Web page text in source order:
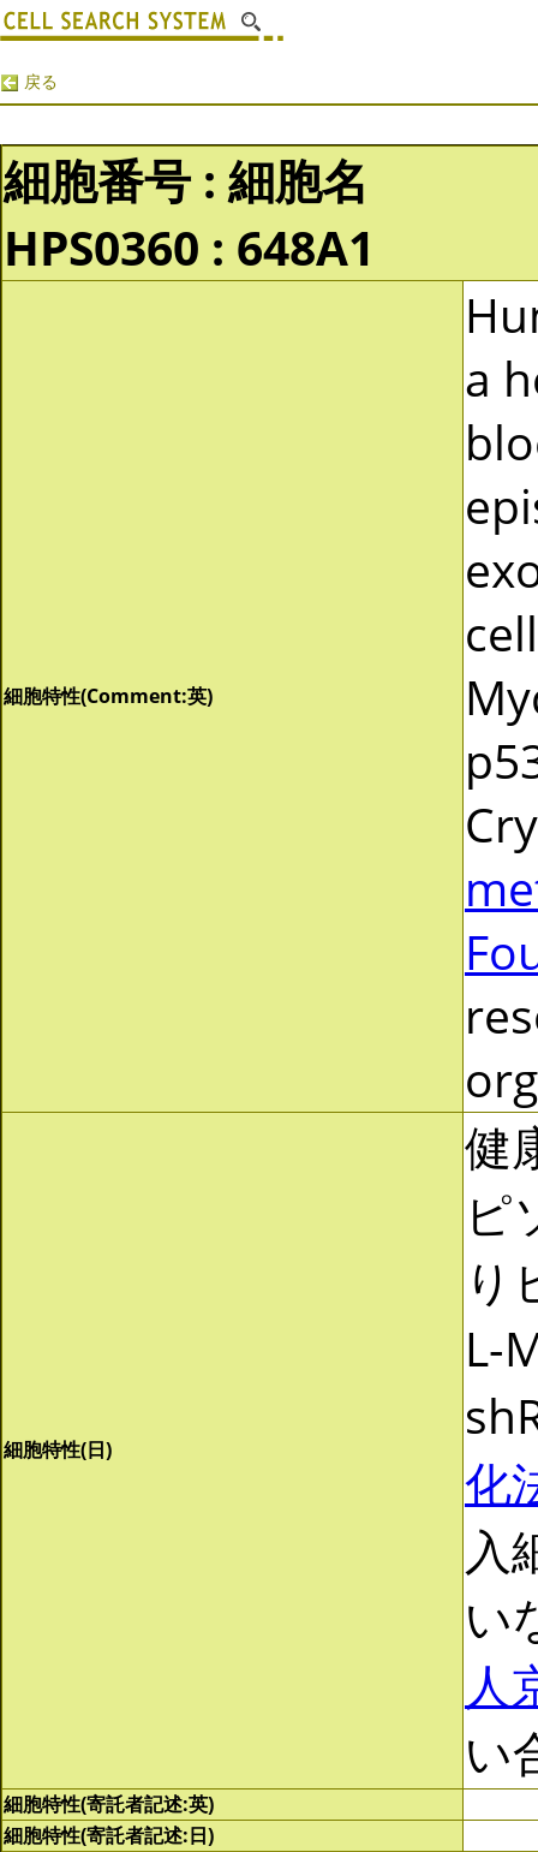
戻る
細胞番号 : 細胞名
HPS0360 : 648A1
細胞特性(Comment:英)
a
細胞特性(日)
健
ピ
り
L-
化
入
い
人
い
細胞特性(寄託者記述:英)
細胞特性(寄託者記述:日)